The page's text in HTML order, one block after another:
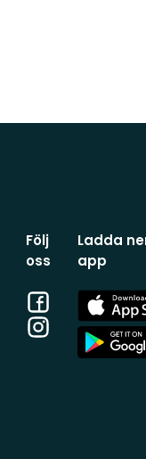
Följ
oss
Facebook
Instagram
Ladda
app
App
Store
App
Store